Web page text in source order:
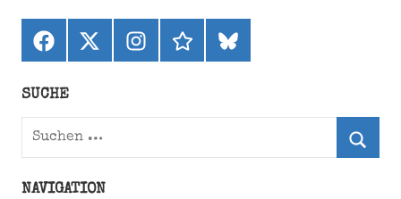
Facebook
X
(ehemals
Instagramthreadsbluesky
SUCHE
Suchen
NAVIGATION